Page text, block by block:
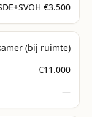
€3.500
(bij ruimte)
€11.000
—